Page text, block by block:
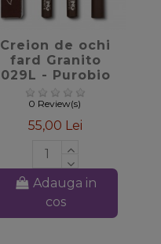
favorite_border
Creion de ochi
fard Granito
029L - Purobio
0 Review(s)
55,00 Lei
Adauga in
cos